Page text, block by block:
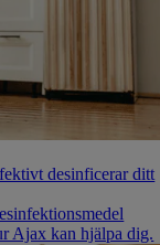
desinficerar ditt
Ajax kan hjälpa dig.